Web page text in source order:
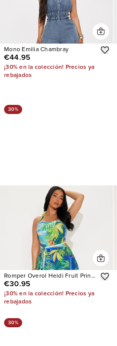
Mono Emilia Chambray
€44.95
¡30% en la colección! Precios ya
rebajados
30%
Romper Overol Heidi Fruit Print
Halter
€30.95
¡30% en la colección! Precios ya
rebajados
30%